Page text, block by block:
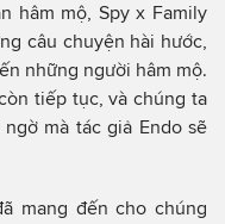
hâm mộ, Spy x Family
câu chuyện hài hước,
những người hâm mộ.
tiếp tục, và chúng ta
mà tác giả Endo sẽ
mang đến cho chúng